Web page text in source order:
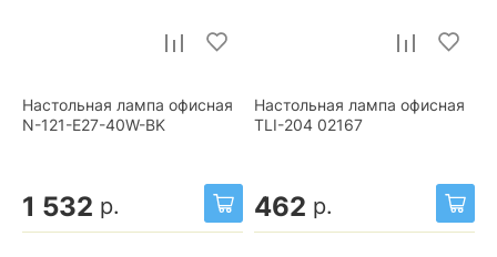
Настольная лампа офисная
N-121-E27-40W-BK
1 532 р.
Настольная лампа офисная
TLI-204 02167
462 р.